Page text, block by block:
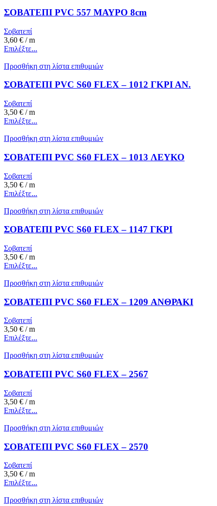
ΣΟΒΑΤΕΠΙ PVC 557 ΜΑΥΡΟ 8cm
Σοβατεπί
3,60 € / m
Επιλέξτε...
Προσθήκη στη λίστα επιθυμιών
ΣΟΒΑΤΕΠΙ PVC S60 FLEX – 1012 ΓΚΡΙ ΑΝ.
Σοβατεπί
3,50 € / m
Επιλέξτε...
Προσθήκη στη λίστα επιθυμιών
ΣΟΒΑΤΕΠΙ PVC S60 FLEX – 1013 ΛΕΥΚΟ
Σοβατεπί
3,50 € / m
Επιλέξτε...
Προσθήκη στη λίστα επιθυμιών
ΣΟΒΑΤΕΠΙ PVC S60 FLEX – 1147 ΓΚΡΙ
Σοβατεπί
3,50 € / m
Επιλέξτε...
Προσθήκη στη λίστα επιθυμιών
ΣΟΒΑΤΕΠΙ PVC S60 FLEX – 1209 ΑΝΘΡΑΚΙ
Σοβατεπί
3,50 € / m
Επιλέξτε...
Προσθήκη στη λίστα επιθυμιών
ΣΟΒΑΤΕΠΙ PVC S60 FLEX – 2567
Σοβατεπί
3,50 € / m
Επιλέξτε...
Προσθήκη στη λίστα επιθυμιών
ΣΟΒΑΤΕΠΙ PVC S60 FLEX – 2570
Σοβατεπί
3,50 € / m
Επιλέξτε...
Προσθήκη στη λίστα επιθυμιών